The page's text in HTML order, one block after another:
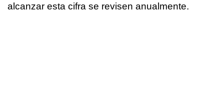
alcanzar esta cifra se revisen anualmente.